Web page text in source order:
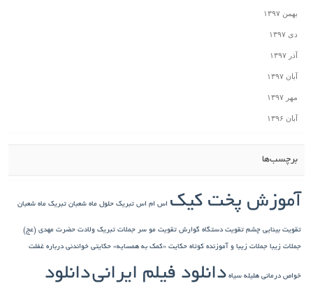
پخت کیک اس ام اس تبریک حلول ماه شعبان تبریک ماه شعبان
تقویت دستگاه گوارش تقویت مو سر جملات تبریک ولادت حضرت مهدی (عج)
زیبا و آموزنده کوتاه حکایت «کمک به همسایه» حکایتی خواندنی درباره غفلت
سیاه دانلود فیلم ایرانیدانلود